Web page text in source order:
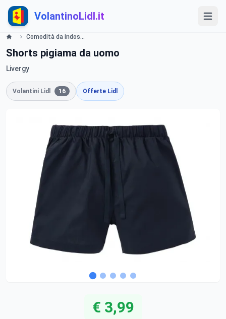
VolantinoLidl.it
Comodità da indossare Lidl
Shorts pigiama da uomo
Livergy
Volantini Lidl 16 Offerte Lidl
€ 3,99